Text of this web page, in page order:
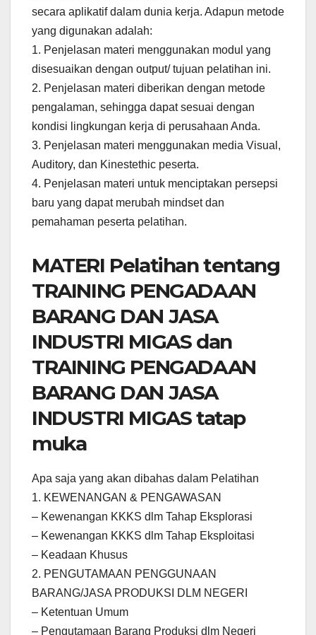
secara aplikatif dalam dunia kerja. Adapun metode
yang digunakan adalah:
1. Penjelasan materi menggunakan modul yang
disesuaikan dengan output/ tujuan pelatihan ini.
2. Penjelasan materi diberikan dengan metode
pengalaman, sehingga dapat sesuai dengan
kondisi lingkungan kerja di perusahaan Anda.
3. Penjelasan materi menggunakan media Visual,
Auditory, dan Kinestethic peserta.
4. Penjelasan materi untuk menciptakan persepsi
baru yang dapat merubah mindset dan
pemahaman peserta pelatihan.
MATERI Pelatihan tentang
TRAINING PENGADAAN
BARANG DAN JASA
INDUSTRI MIGAS dan
TRAINING PENGADAAN
BARANG DAN JASA
INDUSTRI MIGAS tatap
muka
Apa saja yang akan dibahas dalam Pelatihan
1. KEWENANGAN & PENGAWASAN
– Kewenangan KKKS dlm Tahap Eksplorasi
– Kewenangan KKKS dlm Tahap Eksploitasi
– Keadaan Khusus
2. PENGUTAMAAN PENGGUNAAN
BARANG/JASA PRODUKSI DLM NEGERI
– Ketentuan Umum
– Pengutamaan Barang Produksi dlm Negeri